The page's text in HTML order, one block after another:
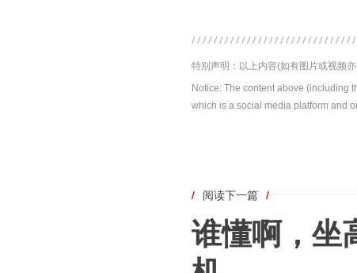
特别声明：以上内容(如有图片或视频
Notice: The content above (including
which is a social media platform and
/ 阅读下一篇 /
谁懂啊，坐